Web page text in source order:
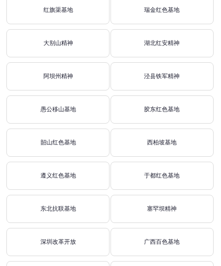
红旗渠基地 瑞金红色基地
大别山精神 湖北红安精神
阿坝州精神 泾县铁军精神
愚公移山基地 胶东红色基地
韶山红色基地 西柏坡基地
遵义红色基地 于都红色基地
东北抗联基地 塞罕坝精神
深圳改革开放 广西百色基地